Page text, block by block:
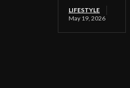
LIFESTYLE
May 19, 2026